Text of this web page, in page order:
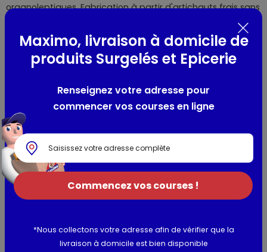
organoleptiques. Fabrication à partir d'artichauts frais sans
conservateur conformément à la législation en vigueur.
Riches en fibres
Utilisation et conservation
Composition / Ingrédients / Allergènes
coeurs d'artichauts, eau, sel, acidifiant : acide citrique,
anti-oxydant : acide ascorbique
Valeurs nutritionnelles
Informations complémentaires
Maximo, livraison à domicile de
produits Surgelés et Epicerie
Renseignez votre adresse pour
commencer vos courses en ligne
Commencez vos courses !
*Nous collectons votre adresse afin de vérifier que la
livraison à domicile est bien disponible